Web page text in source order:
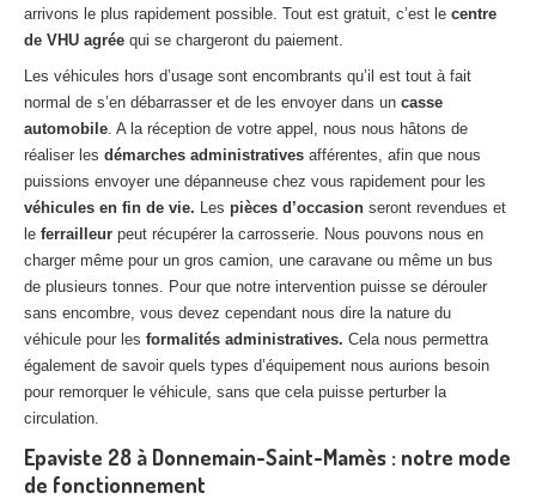
arrivons le plus rapidement possible. Tout est gratuit, c’est le centre
de VHU agrée qui se chargeront du paiement.
Les véhicules hors d’usage sont encombrants qu’il est tout à fait
normal de s’en débarrasser et de les envoyer dans un casse
automobile. A la réception de votre appel, nous nous hâtons de
réaliser les démarches administratives afférentes, afin que nous
puissions envoyer une dépanneuse chez vous rapidement pour les
véhicules en fin de vie. Les pièces d’occasion seront revendues et
le ferrailleur peut récupérer la carrosserie. Nous pouvons nous en
charger même pour un gros camion, une caravane ou même un bus
de plusieurs tonnes. Pour que notre intervention puisse se dérouler
sans encombre, vous devez cependant nous dire la nature du
véhicule pour les formalités administratives. Cela nous permettra
également de savoir quels types d’équipement nous aurions besoin
pour remorquer le véhicule, sans que cela puisse perturber la
circulation.
Epaviste 28 à Donnemain-Saint-Mamès : notre mode
de fonctionnement